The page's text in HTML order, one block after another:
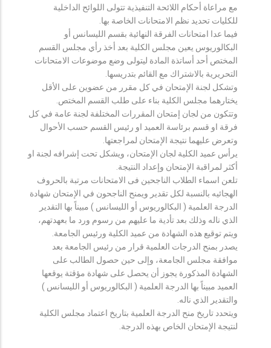
مع مراعاة أحكام اللائحة التنفيذية تتولى اللوائح الداخلية
للكليات تحديد نظم الامتحانات الخاصة بها.
فيما عدا امتحانات الفرقة النهائية بقسم الليسانس أو
البكالوريوس يعين مجلس الكلية بعد أخذ رأي مجلس القسم
المختص أحد أساتذة المادة ليتولى وضع موضوعات الامتحانات
التحريرية بالاشتراك مع القائم بتدريسها.
وتشكل لجنة الإمتحان في كل مقرر من عضوين على الأقل
يختارهما مجلس الكلية بناء على طلب القسم المختص.
وتتكون من لجان إمتحان المقررات المختلفة لجنة عامة في كل
فرقة او قسم برئاسة العميد او رئيس القسم حسب الأحوال
وتعرض عليهما نتيجة الإمتحان لمراجعتها.
يرأس عميد الكلية لجان الإمتحان، ويشكل تحت إشرافه لجنة او
أكثر لمراقبة الإمتحان وإعداد النتيجة.
تلعن اسماء الطلاب الناجحين فى الامتحانات مرتبة بالحروف
الهجائيه بالنسبة لكل تقدير ويمنح الناجحون في الإمتحان شهادة
الدرجة العلمية ( البكالوريوس أو الليسانس ) مبيناً بها التقدير
الذي ناله وذلك بعد تأدية ما عليهم من رسوم ورد ما بعهدتهم،
ويتم توقيع هذه الشهادة من عميد الكلية ورئيس الجامعة.
يصدر بمنح الدرجات العلمية قرار من رئيس الجامعة بعد
موافقة مجلس الجامعة، وإلى حين حصول الطالب على
الشهادة المذكورة يجوز أن يحصل على شهادة مؤقتة يوقعها
العميد مبيناً بها الدرجة العلمية ( البكالوريوس أو الليسانس )
والتقدير الذي ناله.
ويتحدد تاريخ منح الدرجة العلمية بتاريخ اعتماد مجلس الكلية
لنتيجة الإمتحان الخاص بهذه الدرجة.